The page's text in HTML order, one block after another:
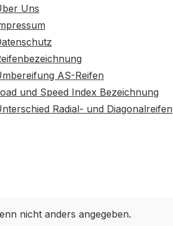
Uns
AS-Reifen
und Speed Index Bezeichnung
Radial- und Diagonalreifen
nicht anders angegeben.